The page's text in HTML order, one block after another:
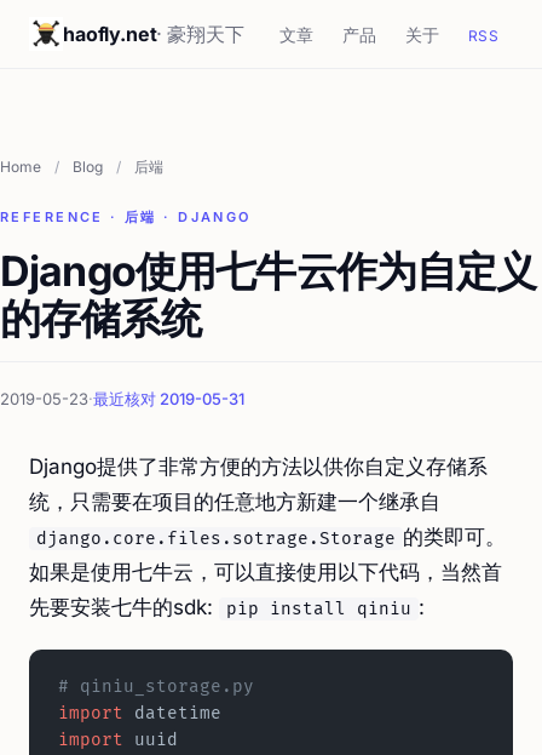
haofly.net· 豪翔天下 文章 产品 关于 RSS
Home / Blog / 后端
REFERENCE · 后端 · DJANGO
Django使用七牛云作为自定义
的存储系统
2019-05-23·最近核对 2019-05-31
Django提供了非常方便的方法以供你自定义存储系
统，只需要在项目的任意地方新建一个继承自
django.core.files.sotrage.Storage 的类即可。
如果是使用七牛云，可以直接使用以下代码，当然首
先要安装七牛的sdk:
pip install qiniu :
# qiniu_storage.py
import datetime
import uuid